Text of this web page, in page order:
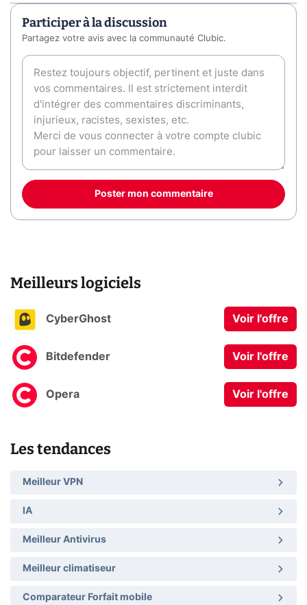
Participer à la discussion
Partagez votre avis avec la communauté Clubic.
Poster mon commentaire
Meilleurs logiciels
CyberGhost Voir l'offre
Bitdefender Voir l'offre
Opera Voir l'offre
Les tendances
Meilleur VPN
IA
Meilleur Antivirus
Meilleur climatiseur
Comparateur Forfait mobile